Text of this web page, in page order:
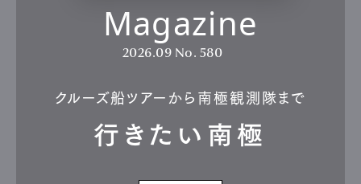
Magazine
2026.09 No. 580
クルーズ船ツアーから南極観測隊まで
行きたい南極